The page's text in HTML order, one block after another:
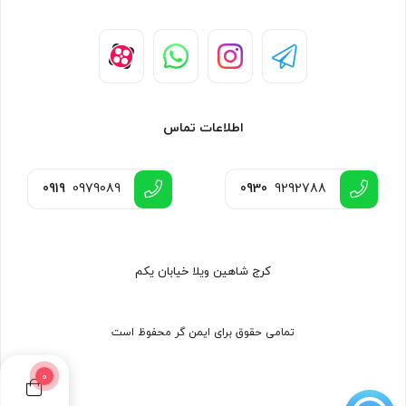
برنامه ریزی هر کدام از جک ها به صورت جداگانه
امکان کنترل یک وسیله برقی جداگانه با ریموت
0
اطلاعات تماس
0930 9292788
0919 0979089
کرج شاهین ویلا خیابان یکم
تمامی حقوق برای ایمن گر محفوظ است